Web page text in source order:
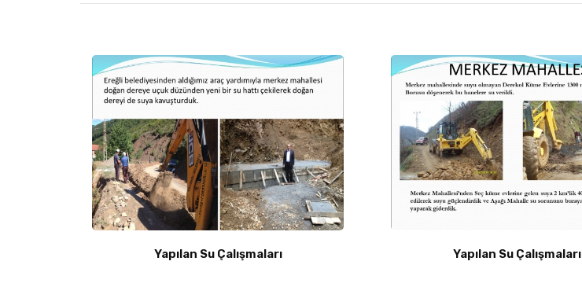
Yapılan Su Çalışmaları Yapılan Su Çalışmaları